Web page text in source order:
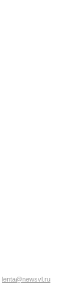
lenta@newsvl.ru